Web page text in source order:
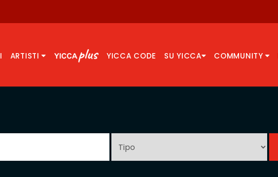
ARTISTI YICCA CODE SU YICCA COMMUNITY